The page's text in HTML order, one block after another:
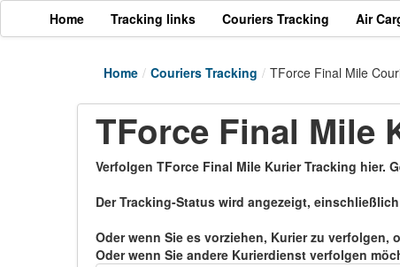
Home Tracking links Couriers Tracking Air
Home / Couriers Tracking / TForce Final Mile
TForce Final Mile
Verfolgen TForce Final Mile Kurier Tracking hier.
Der Tracking-Status wird angezeigt,
Oder wenn Sie es vorziehen, Kurier zu
Oder wenn Sie andere Kurierdienst verfolgen